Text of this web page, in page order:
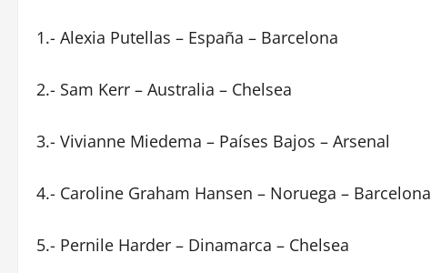
1.- Alexia Putellas – España – Barcelona
2.- Sam Kerr – Australia – Chelsea
3.- Vivianne Miedema – Países Bajos – Arsenal
4.- Caroline Graham Hansen – Noruega – Barcelona
5.- Pernile Harder – Dinamarca – Chelsea